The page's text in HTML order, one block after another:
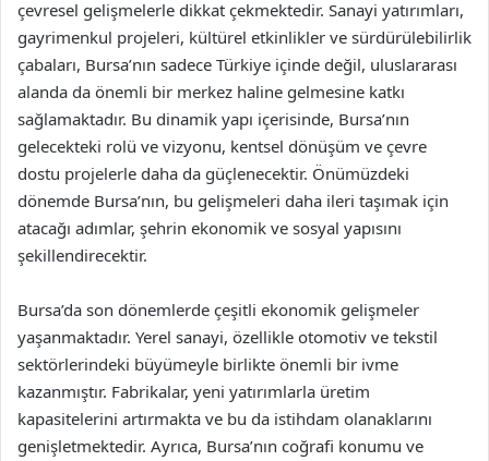
çevresel gelişmelerle dikkat çekmektedir. Sanayi yatırımları,
gayrimenkul projeleri, kültürel etkinlikler ve sürdürülebilirlik
çabaları, Bursa’nın sadece Türkiye içinde değil, uluslararası
alanda da önemli bir merkez haline gelmesine katkı
sağlamaktadır. Bu dinamik yapı içerisinde, Bursa’nın
gelecekteki rolü ve vizyonu, kentsel dönüşüm ve çevre
dostu projelerle daha da güçlenecektir. Önümüzdeki
dönemde Bursa’nın, bu gelişmeleri daha ileri taşımak için
atacağı adımlar, şehrin ekonomik ve sosyal yapısını
şekillendirecektir.
Bursa’da son dönemlerde çeşitli ekonomik gelişmeler
yaşanmaktadır. Yerel sanayi, özellikle otomotiv ve tekstil
sektörlerindeki büyümeyle birlikte önemli bir ivme
kazanmıştır. Fabrikalar, yeni yatırımlarla üretim
kapasitelerini artırmakta ve bu da istihdam olanaklarını
genişletmektedir. Ayrıca, Bursa’nın coğrafi konumu ve